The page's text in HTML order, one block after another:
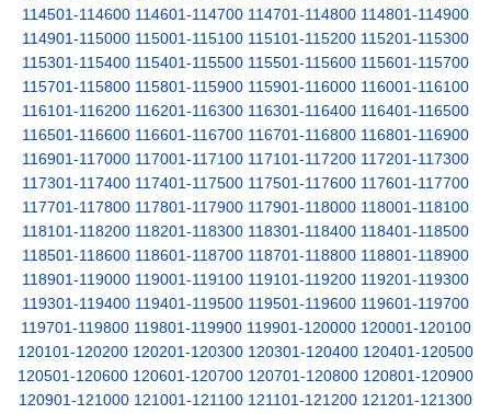
114501-114600 114601-114700 114701-114800 114801-114900
114901-115000 115001-115100 115101-115200 115201-115300
115301-115400 115401-115500 115501-115600 115601-115700
115701-115800 115801-115900 115901-116000 116001-116100
116101-116200 116201-116300 116301-116400 116401-116500
116501-116600 116601-116700 116701-116800 116801-116900
116901-117000 117001-117100 117101-117200 117201-117300
117301-117400 117401-117500 117501-117600 117601-117700
117701-117800 117801-117900 117901-118000 118001-118100
118101-118200 118201-118300 118301-118400 118401-118500
118501-118600 118601-118700 118701-118800 118801-118900
118901-119000 119001-119100 119101-119200 119201-119300
119301-119400 119401-119500 119501-119600 119601-119700
119701-119800 119801-119900 119901-120000 120001-120100
120101-120200 120201-120300 120301-120400 120401-120500
120501-120600 120601-120700 120701-120800 120801-120900
120901-121000 121001-121100 121101-121200 121201-121300